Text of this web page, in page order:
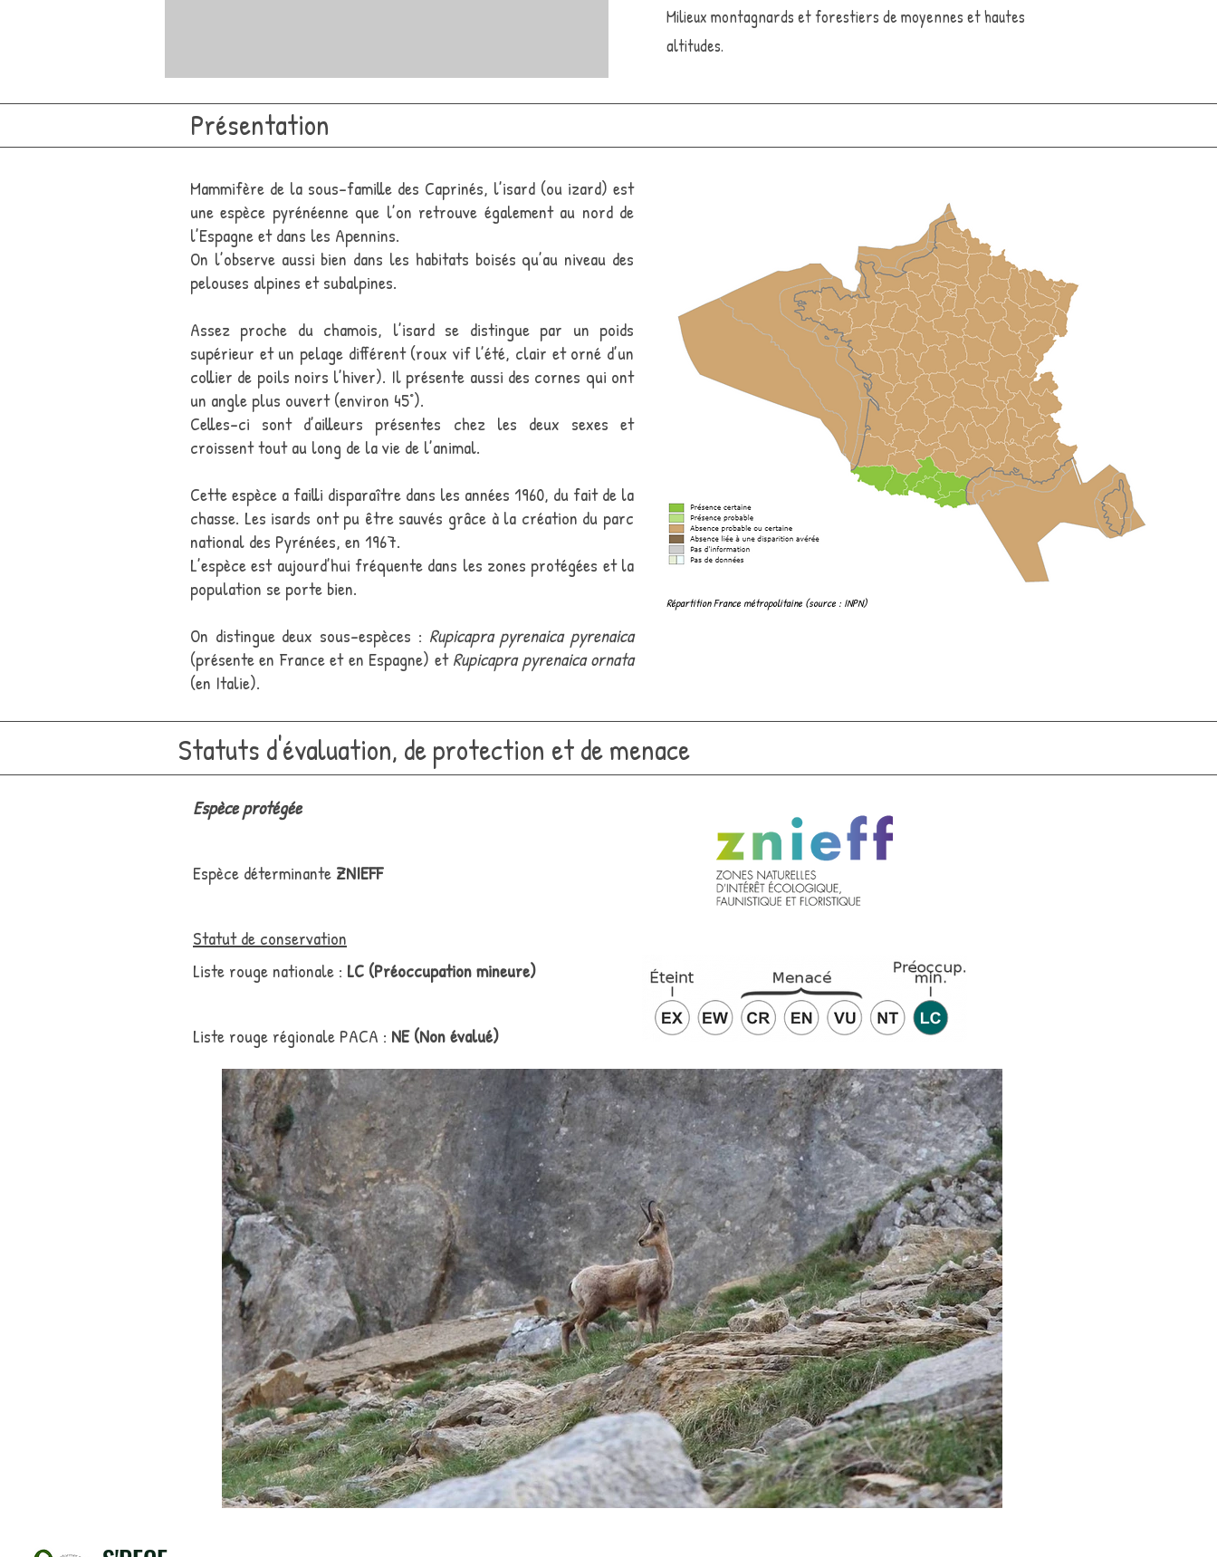
Milieux montagnards et forestiers de moyennes et hautes
altitudes.
Présentation
Mammifère de la sous-famille des Caprinés, l’isard (ou izard) est
une espèce pyrénéenne que l’on retrouve également au nord de
l’Espagne et dans les Apennins.
On l’observe aussi bien dans les habitats boisés qu’au niveau des
pelouses alpines et subalpines.
Assez proche du chamois, l’isard se distingue par un poids
supérieur et un pelage différent (roux vif l’été, clair et orné d’un
collier de poils noirs l’hiver). Il présente aussi des cornes qui ont
un angle plus ouvert (environ 45°).
Celles-ci sont d’ailleurs présentes chez les deux sexes et
croissent tout au long de la vie de l’animal.
Cette espèce a failli disparaître dans les années 1960, du fait de la
chasse. Les isards ont pu être sauvés grâce à la création du parc
national des Pyrénées, en 1967.
L’espèce est aujourd’hui fréquente dans les zones protégées et la
population se porte bien.
On distingue deux sous-espèces : Rupicapra pyrenaica pyrenaica
(présente en France et en Espagne) etRupicapra pyrenaica ornata
(en Italie).
Répartition France métropolitaine (source : INPN)
Statuts d'évaluation, de protection et de menace
Espèce protégée
Espèce déterminante ZNIEFF
Statut de conservation
Liste rouge nationale : LC (Préoccupation mineure)
Liste rouge régionale PACA : NE (Non évalué)